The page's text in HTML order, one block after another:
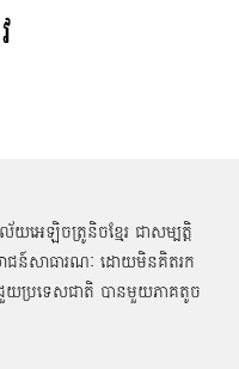
អេឡិចត្រូនិចខ្មែរ ជាសម្បតិ្ត
ោជន៍សាធារណៈ ដោយមិនគិតរក
យប្រទេសជាតិ បានមួយភាគតូច